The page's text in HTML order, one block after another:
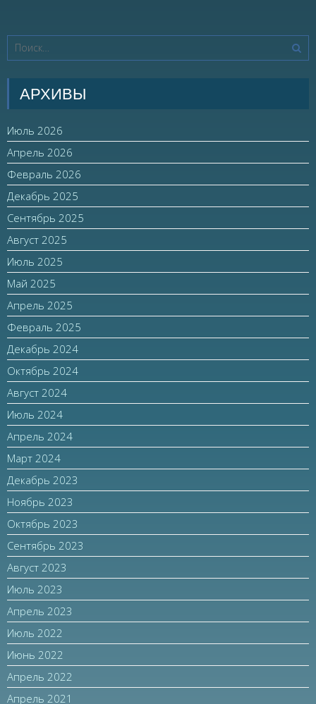
АРХИВЫ
Июль 2026
Апрель 2026
Февраль 2026
Декабрь 2025
Сентябрь 2025
Август 2025
Июль 2025
Май 2025
Апрель 2025
Февраль 2025
Декабрь 2024
Октябрь 2024
Август 2024
Июль 2024
Апрель 2024
Март 2024
Декабрь 2023
Ноябрь 2023
Октябрь 2023
Сентябрь 2023
Август 2023
Июль 2023
Апрель 2023
Июль 2022
Июнь 2022
Апрель 2022
Апрель 2021